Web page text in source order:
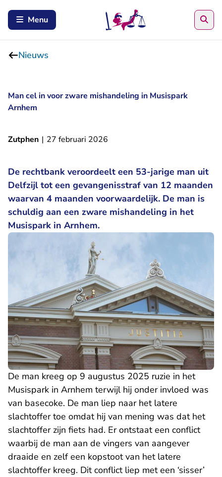
Menu
Nieuws
Man cel in voor zware mishandeling in Musispark
Arnhem
Zutphen | 27 februari 2026
De rechtbank veroordeelt een 53-jarige man uit
Delfzijl tot een gevangenisstraf van 12 maanden
waarvan 4 maanden voorwaardelijk. De man is
schuldig aan een zware mishandeling in het
Musispark in Arnhem.
De man kreeg op 9 augustus 2025 ruzie in het
Musispark in Arnhem terwijl hij onder invloed was
van basecoke. De man liep naar het latere
slachtoffer toe omdat hij van mening was dat het
slachtoffer zijn fiets had. Er ontstaat een conflict
waarbij de man aan de vingers van aangever
draaide en zelf een kopstoot van het latere
slachtoffer kreeg. Dit conflict liep met een ‘sisser’